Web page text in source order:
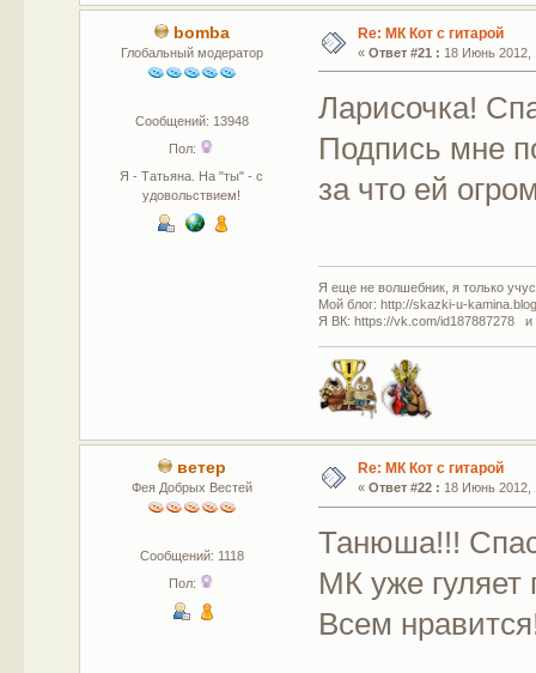
bomba
Глобальный модератор
Сообщений: 13948
Пол:
Я - Татьяна. На "ты" - с
удовольствием!
Re: МК Кот с гитарой
« Ответ #21 : 18 Июнь 2012,
Ларисочка!
Подпись мне
за что ей
Я еще не волшебник, я только
Мой блог: http://skazki-u-
Я ВК: https://vk.com/id187887278 и
ветер
Фея Добрых Вестей
Сообщений: 1118
Пол:
Re: МК Кот с гитарой
« Ответ #22 : 18 Июнь 2012,
Танюша!!!
МК уже гуляет
Всем